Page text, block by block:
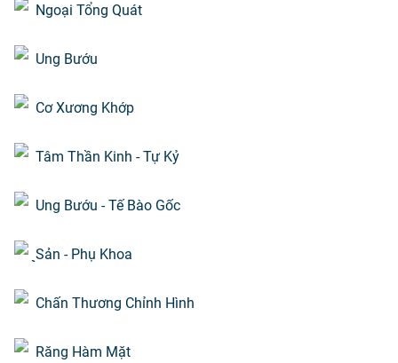
Ngoại Tổng Quát
Ung Bướu
Cơ Xương Khớp
Tâm Thần Kinh - Tự Kỷ
Ung Bướu - Tế Bào Gốc
Sản - Phụ Khoa
Chấn Thương Chỉnh Hình
Răng Hàm Mặt